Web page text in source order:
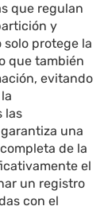
que regulan
y
protege la
que también
evitando
las
una
de la
el
un registro
con el